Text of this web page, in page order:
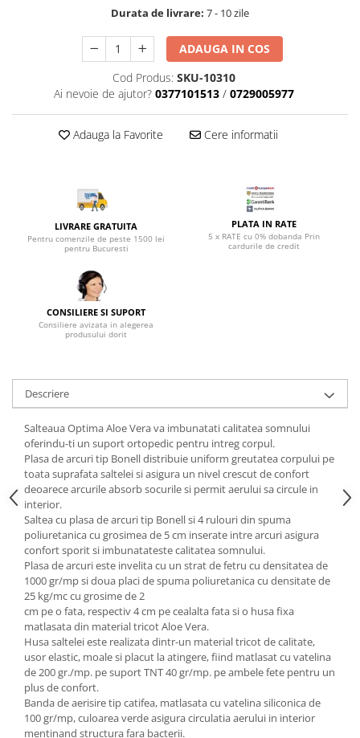
Top saltele memory 5 cm
Top saltele MemoHR 6.5 cm
Saltele ieftine
Saltele cu plasa de arcuri
Saltele cu spuma
Mobilier bucatarie
Mese bucatarie
Scaune pentru bucatarie
Mobila bucatarie
Mobilier hol
Suporturi si rafturi pantofi
Portmantouri
Pantofare
Seturi mobilier hol
Stender haine
Suport pentru umerase
Etajere
Mese gradinita
Scaune gradinita
Set mese si scaune gradinita
Mobilier copii
Mobila camera copii
Scaune birou pentru copii
Saltele patuturi copii
Paturi copii
Masa si scaune gradinita
Seturi comode living si dormitor
Durata de livrare: 7 - 10 zile
ADAUGA IN COS
Cod Produs: SKU-10310
Ai nevoie de ajutor? 0377101513 / 0729005977
Adauga la Favorite Cere informatii
LIVRARE GRATUITA
Pentru comenzile de peste 1500 lei
pentru Bucuresti
PLATA IN RATE
5 x RATE cu 0% dobanda Prin
cardurile de credit
CONSILIERE SI SUPORT
Consiliere avizata in alegerea
produsului dorit
Descriere
Salteaua Optima Aloe Vera va imbunatati calitatea somnului
oferindu-ti un suport ortopedic pentru intreg corpul.
Plasa de arcuri tip Bonell distribuie uniform greutatea corpului pe
toata suprafata saltelei si asigura un nivel crescut de confort
deoarece arcurile absorb socurile si permit aerului sa circule in
interior.
Saltea cu plasa de arcuri tip Bonell si 4 rulouri din spuma
poliuretanica cu grosimea de 5 cm inserate intre arcuri asigura
confort sporit si imbunatateste calitatea somnului.
Plasa de arcuri este invelita cu un strat de fetru cu densitatea de
1000 gr/mp si doua placi de spuma poliuretanica cu densitate de
25 kg/mc cu grosime de 2
cm pe o fata, respectiv 4 cm pe cealalta fata si o husa fixa
matlasata din material tricot Aloe Vera.
Husa saltelei este realizata dintr-un material tricot de calitate,
usor elastic, moale si placut la atingere, fiind matlasat cu vatelina
de 200 gr./mp. pe suport TNT 40 gr/mp. pe ambele fete pentru un
plus de confort.
Banda de aerisire tip catifea, matlasata cu vatelina siliconica de
100 gr/mp, culoarea verde asigura circulatia aerului in interior
mentinand structura fara bacterii.